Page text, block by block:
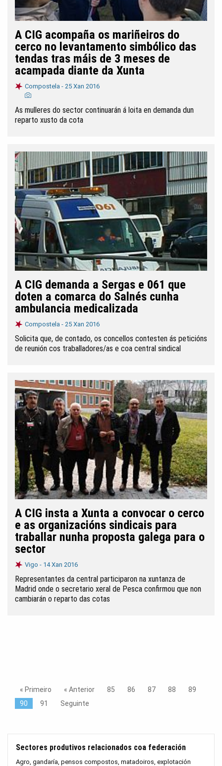
A CIG acompaña os mariñeiros do
cerco no levantamento simbólico das
tendas tras máis de 3 meses de
acampada diante da Xunta
Compostela - 25 Xan 2016
As mulleres do sector continuarán á loita en demanda dun
reparto xusto da cota
A CIG demanda a Sergas e 061 que
doten a comarca do Salnés cunha
ambulancia medicalizada
Compostela - 25 Xan 2016
Solicita que, de contado, os concellos contesten ás peticións
de reunión cos traballadores/as e coa central sindical
A CIG insta a Xunta a convocar o cerco
e as organizacións sindicais para
traballar nunha proposta galega para o
sector
Vigo - 14 Xan 2016
Representantes da central participaron na xuntanza de
Madrid onde o secretario xeral de Pesca confirmou que non
cambiarán o reparto das cotas
« Primeiro « Anterior 85 86 87 88
89
90
91 Seguinte
Sectores produtivos relacionados coa federación
Agro, gandaría, pensos compostos, matadoiros, explotación